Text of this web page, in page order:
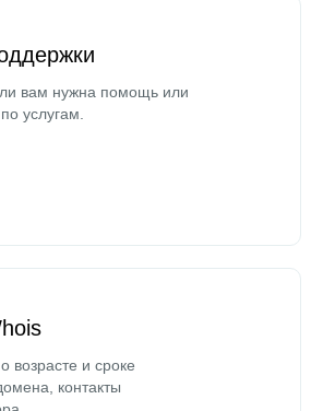
вам нужна помощь или
услугам.
возрасте и сроке
контакты